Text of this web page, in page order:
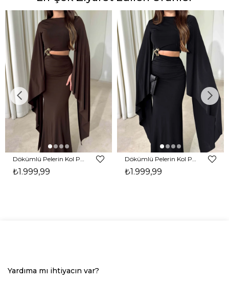
₺1.999,99 ₺1.999,99
Yardıma mı ihtiyacın var?